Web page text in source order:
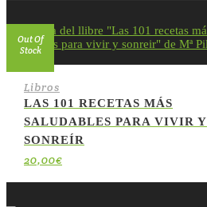
Out Of
Stock
Libros
LAS 101 RECETAS MÁS
SALUDABLES PARA VIVIR Y
SONREÍR
20,00€